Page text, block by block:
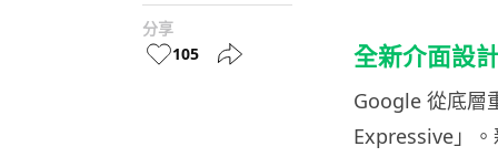
分享
105
全新介面設
Google 從底層
Expressive」